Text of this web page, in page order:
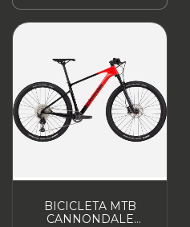
BICICLETA MTB
CANNONDALE